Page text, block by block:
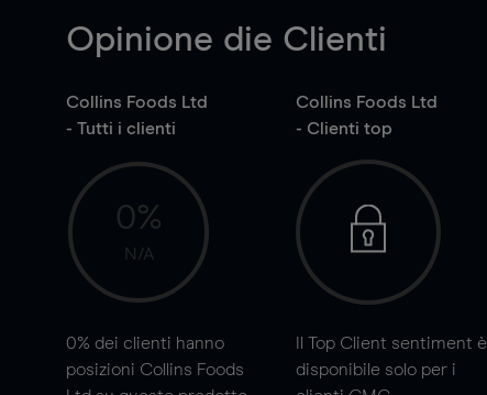
Opinione die Clienti
Collins Foods Ltd
- Tutti i clienti
0%
N/A
0% dei clienti hanno
posizioni Collins Foods
Collins Foods Ltd
- Clienti top
Il Top Client sentiment è
disponibile solo per i